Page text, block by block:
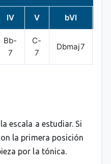
IV V bVI
Bb-
7
C-
7
Dbmaj7
escala a estudiar. Si
la primera posición
por la tónica.